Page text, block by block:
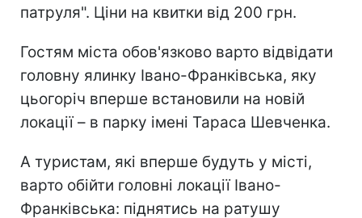
патруля". Ціни на квитки від 200 грн.
Гостям міста обов'язково варто відвідати
головну ялинку Івано-Франківська, яку
цьогоріч вперше встановили на новій
локації – в парку імені Тараса Шевченка.
А туристам, які вперше будуть у місті,
варто обійти головні локації Івано-
Франківська: піднятись на ратушу